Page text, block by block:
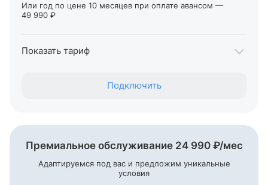
Первые два месяца обслуживания — 0 ₽
Или год по цене 10 месяцев при оплате авансом —
49 990 ₽
Показать тариф
Переводы ИП и юрлицам в Т‑Банке
Бесплатно
Переводы ИП и юрлицам в другие банки
Подключить
Премиальное обслуживание 24 990 ₽/мес
Адаптируемся под вас и предложим уникальные
условия